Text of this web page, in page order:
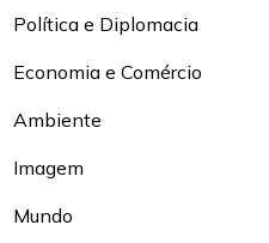
Política e Diplomacia
Economia e Comércio
Ambiente
Imagem
Mundo